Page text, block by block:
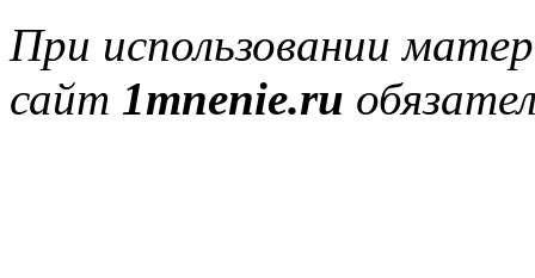
При использовании
сайт 1mnenie.ru